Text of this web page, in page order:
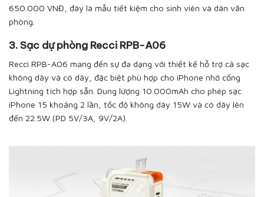
650.000 VNĐ, đây là mẫu tiết kiệm cho sinh viên và dân văn
phòng.
3. Sạc dự phòng Recci RPB-A06
Recci RPB-A06 mang đến sự đa dạng với thiết kế hỗ trợ cả sạc
không dây và có dây, đặc biệt phù hợp cho iPhone nhờ cổng
Lightning tích hợp sẵn. Dung lượng 10.000mAh cho phép sạc
iPhone 15 khoảng 2 lần, tốc độ không dây 15W và có dây lên
đến 22.5W (PD 5V/3A, 9V/2A).